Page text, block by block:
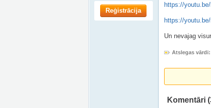
https://
https://
Un nevajag
Atslegas vārdi:
Komentāri
Reģistrācija